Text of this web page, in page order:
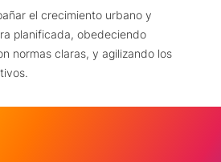
el crecimiento urbano y
planificada, obedeciendo
normas claras, y agilizando los